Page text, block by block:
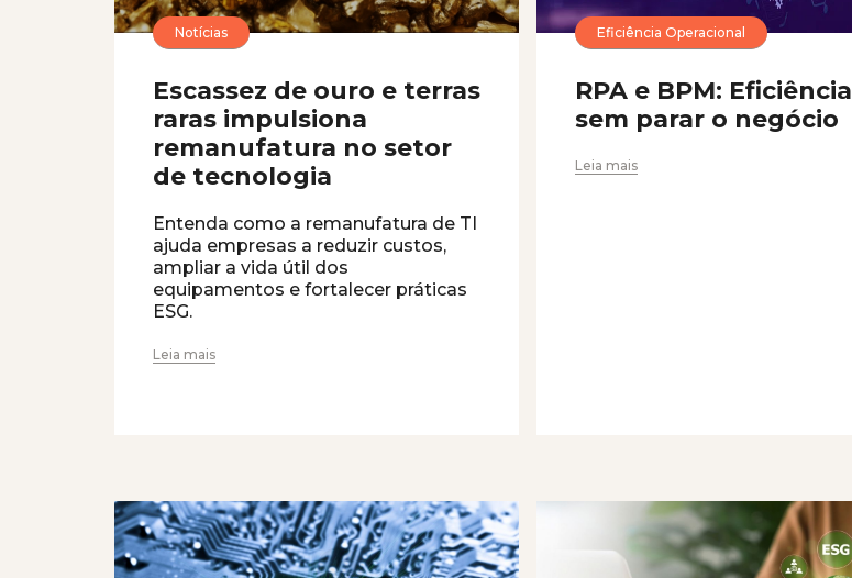
Notícias
Escassez de ouro e terras
raras impulsiona
remanufatura no setor
de tecnologia
Entenda como a remanufatura de TI
ajuda empresas a reduzir custos,
ampliar a vida útil dos
equipamentos e fortalecer práticas
ESG.
Leia mais
Eficiência Operacional
RPA e BPM: Eficiência
sem parar o negócio
Leia mais